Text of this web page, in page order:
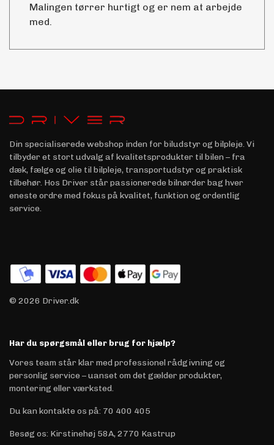
Malingen tørrer hurtigt og er nem at arbejde
med.
Din specialiserede webshop inden for biludstyr og bilpleje. Vi
tilbyder et stort udvalg af kvalitetsprodukter til bilen – fra
dæk, fælge og olie til bilpleje, transportudstyr og praktisk
tilbehør. Hos Driver står passionerede bilnørder bag hver
eneste ordre med fokus på kvalitet, funktion og ordentlig
service.
© 2026 Driver.dk
Har du spørgsmål eller brug for hjælp?
Vores team står klar med professionel rådgivning og
personlig service – uanset om det gælder produkter,
montering eller værksted.
Du kan kontakte os på: 70 400 405
Besøg os: Kirstinehøj 58A, 2770 Kastrup